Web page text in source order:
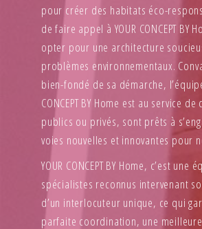
pour créer des habitats éco-
de faire appel à YOUR CONCEPT BY
opter pour une architecture
problèmes environnementaux.
bien-fondé de sa démarche,
CONCEPT BY Home est au service
publics ou privés, sont prêts à
voies nouvelles et innovantes pour
YOUR CONCEPT BY Home, c’est une
spécialistes reconnus intervenant
d’un interlocuteur unique, ce qui
parfaite coordination, une